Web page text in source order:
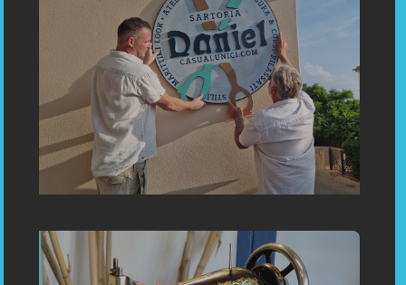
«Sartoria Su Misura Capoliveri Inaugurazione - beautiful
options for women. For women, we also offer many options for
beautiful blouses, jeans, sweatshirts, dresses, jumpsuits,